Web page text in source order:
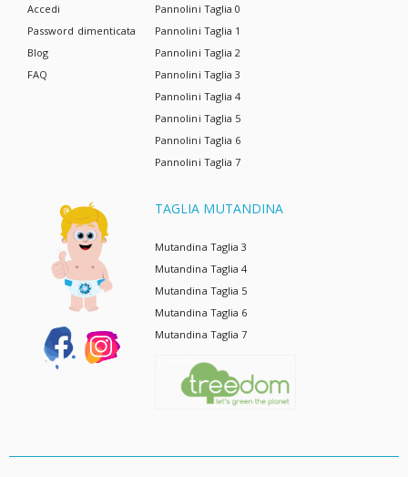
Accedi
Password dimenticata
Blog
FAQ
Pannolini Taglia 0
Pannolini Taglia 1
Pannolini Taglia 2
Pannolini Taglia 3
Pannolini Taglia 4
Pannolini Taglia 5
Pannolini Taglia 6
Pannolini Taglia 7
TAGLIA MUTANDINA
Mutandina Taglia 3
Mutandina Taglia 4
Mutandina Taglia 5
Mutandina Taglia 6
Mutandina Taglia 7